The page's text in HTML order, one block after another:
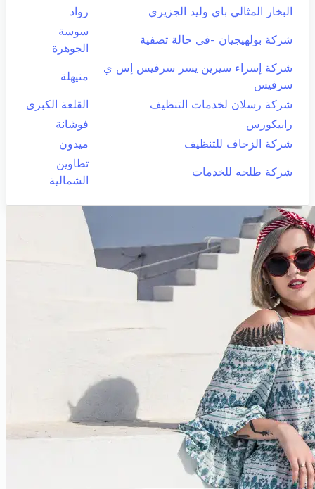
البخار المثالي باي وليد الجزيري
رواد
شركة بولهيجيان -في حالة تصفية
سوسة
الجوهرة
شركة إسراء سيرين يسر سرفيس إس ي
سرفيس
منيهلة
شركة رسلان لخدمات التنظيف
القلعة الكبرى
رابيكورس
فوشانة
شركة الزحاف للتنظيف
ميدون
شركة طلحه للخدمات
تطاوين
الشمالية